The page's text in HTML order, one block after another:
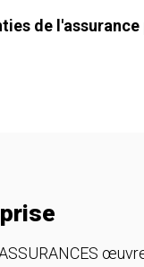
de